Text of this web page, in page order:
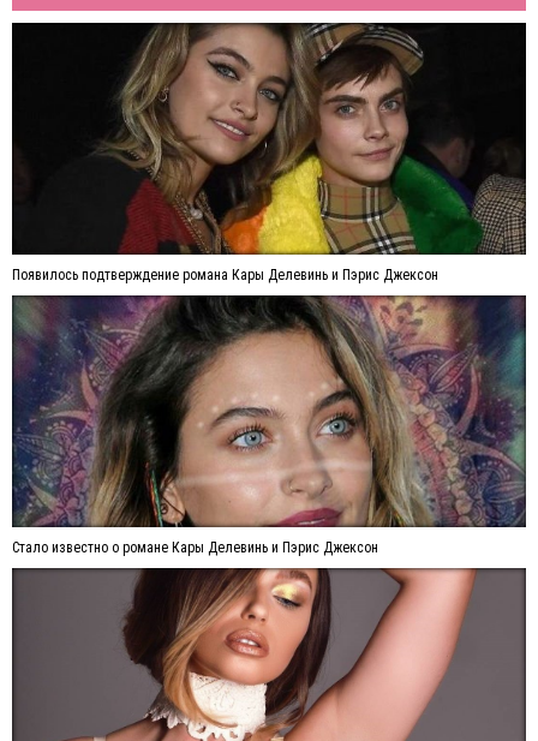
Появилось подтверждение романа Кары Делевинь и Пэрис Джексон
Стало известно о романе Кары Делевинь и Пэрис Джексон